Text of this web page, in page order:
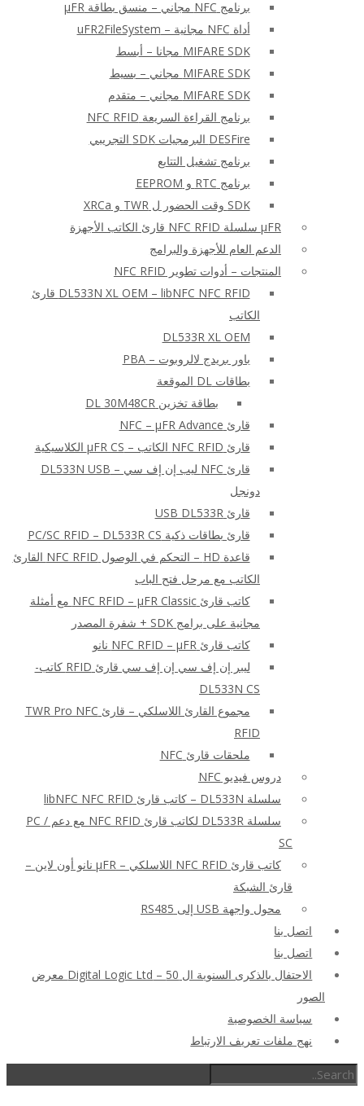
برنامج NFC مجاني – منسق بطاقة μFR
أداة NFC مجانية – uFR2FileSystem
MIFARE SDK مجانا – أبسط
MIFARE SDK مجاني – بسيط
MIFARE SDK مجاني – متقدم
برنامج القراءة السريعة NFC RFID
DESFire البرمجيات SDK التجريبي
برنامج تشغيل التتابع
برنامج RTC و EEPROM
SDK وقت الحضور ل TWR و XRCa
μFR سلسلة NFC RFID قارئ الكاتب الأجهزة
الدعم العام للأجهزة والبرامج
المنتجات – أدوات تطوير NFC RFID
DL533N XL OEM – libNFC NFC RFID قارئ
الكاتب
DL533R XL OEM
باور بريدج لالروبوت – PBA
بطاقات DL الموقعة
بطاقة تخزين DL 30M48CR
قارئ NFC – μFR Advance
قارئ NFC RFID الكاتب – μFR CS الكلاسيكية
قارئ NFC ليب إن إف سي – DL533N USB
دونجل
قارئ USB DL533R
قارئ بطاقات ذكية PC/SC RFID – DL533R CS
قاعدة HD – التحكم في الوصول NFC RFID القارئ
الكاتب مع مرحل فتح الباب
كاتب قارئ NFC RFID – μFR Classic مع أمثلة
مجانية على برامج SDK + شفرة المصدر
كاتب قارئ NFC RFID – μFR نانو
ليبر إن إف سي إن إف سي قارئ RFID كاتب-
DL533N CS
مجموع القارئ اللاسلكي – قارئ TWR Pro NFC
RFID
ملحقات قارئ NFC
دروس فيديو NFC
سلسلة DL533N – كاتب قارئ libNFC NFC RFID
سلسلة DL533R لكاتب قارئ NFC RFID مع دعم PC /
SC
كاتب قارئ NFC RFID اللاسلكي – μFR نانو أون لاين –
قارئ الشبكة
محول واجهة USB إلى RS485
اتصل بنا
اتصل بنا
الاحتفال بالذكرى السنوية ال 50 – Digital Logic Ltd معرض
الصور
سياسة الخصوصية
نهج ملفات تعريف الارتباط